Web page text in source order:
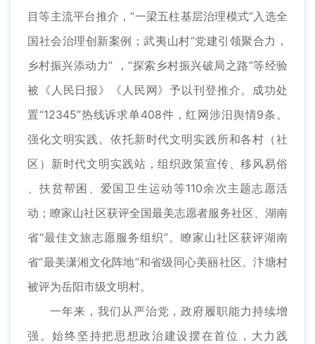
目等主流平台推介，“一梁五柱基层治理模式”入选全
国社会治理创新案例；武夷山村“党建引领聚合力，
乡村振兴添动力” ，“探索乡村振兴破局之路”等经验
被《人民日报》《人民网》予以刊登推介。成功处
置“12345”热线诉求单408件，红网涉汨舆情9条。
强化文明实践。依托新时代文明实践所和各村（社
区）新时代文明实践站，组织政策宣传、移风易俗
、扶贫帮困、爱国卫生运动等110余次主题志愿活
动；瞭家山社区获评全国最美志愿者服务社区、湖南
省“最佳文旅志愿服务组织”。瞭家山社区获评湖南
省“最美潇湘文化阵地”和省级同心美丽社区。汴塘村
被评为岳阳市级文明村。
一年来，我们从严治党，政府履职能力持续增
强。始终坚持把思想政治建设摆在首位，大力践